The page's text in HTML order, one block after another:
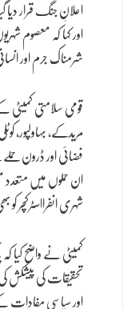
اعلانِ جنگ قرار دیا
اور کہا کہ معصوم
شرمناک جرم اور
قومی سلامتی کمیٹی
مریدکے، بہاولپور،
فضائی اور ڈرون حملے
ان حملوں میں متعدد
شہری انفرااسٹرکچر کو
تحقیقات کی پیشکش
اور سیاسی مفادات